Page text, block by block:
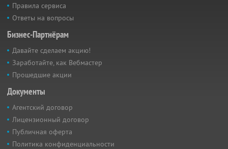
Правила сервиса
Ответы на вопросы
Бизнес-Партнёрам
Давайте сделаем акцию!
Заработайте, как Вебмастер
Прошедшие акции
Документы
Агентский договор
Лицензионный договор
Публичная оферта
Политика конфиденциальности